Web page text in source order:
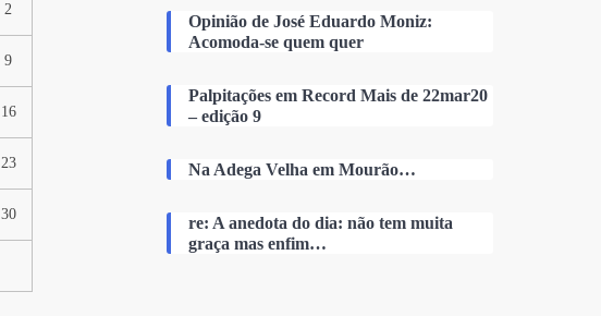
2
9
16
23
30
Opinião de José Eduardo Moniz:
Acomoda-se quem quer
Palpitações em Record Mais de 22mar20
– edição 9
Na Adega Velha em Mourão…
re: A anedota do dia: não tem muita
graça mas enfim…